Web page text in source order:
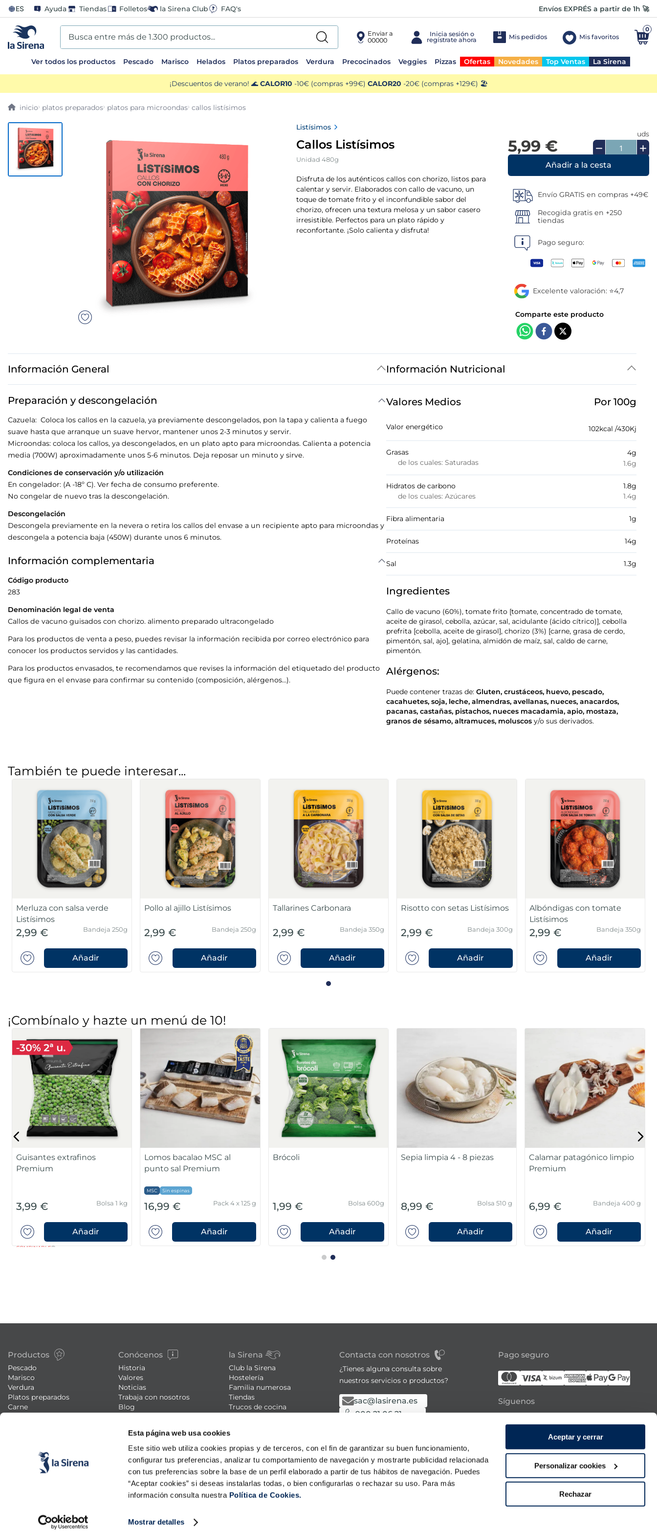
Esta página web usa cookies
Este sitio web utiliza cookies propias y de terceros, con el fin de garantizar su buen funcionamiento,
configurar tus preferencias, analizar tu comportamiento de navegación y mostrarte publicidad relacionada
con tus preferencias sobre la base de un perfil elaborado a partir de tus hábitos de navegación. Puedes
“Aceptar cookies” si deseas instalarlas todas, o bien configurarlas o rechazar su uso. Para más
información consulta nuestra Política de Cookies.
Mostrar detalles
Aceptar y cerrar
Personalizar cookies
Rechazar
ES Ayuda Tiendas Folletos la Sirena Club FAQ's Envíos EXPRÉS a partir de 1h 🚀
Busca entre más de 1.300 productos...
Enviar a
00000
Mis pedidos Mis favoritos
0
Ver todos los productos Pescado Marisco Helados Platos preparados Verdura Precocinados Veggies Pizzas Ofertas Novedades Top Ventas La Sirena
¡Descuentos de verano! 🌊 CALOR10 -10€ (compras +99€) CALOR20 -20€ (compras +129€) 🏖️
platos preparados platos para microondas callos listísimos
Listísimos
Callos Listísimos
Unidad 480g
Disfruta de los auténticos callos con chorizo, listos para
calentar y servir. Elaborados con callo de vacuno, un
toque de tomate frito y el inconfundible sabor del
chorizo, ofrecen una textura melosa y un sabor casero
irresistible. Perfectos para un plato rápido y
reconfortante. ¡Solo calienta y disfruta!
5,99 €
uds
Añadir a la cesta
Envío GRATIS en compras +49€
Recogida gratis en +250
tiendas
Pago seguro:
Excelente valoración: ⭐4,7
Información General
Preparación y descongelación
Cazuela: Coloca los callos en la cazuela, ya previamente descongelados, pon la tapa y calienta a fuego
suave hasta que arranque un suave hervor, mantener unos 2-3 minutos y servir.
Microondas: coloca los callos, ya descongelados, en un plato apto para microondas. Calienta a potencia
media (700W) aproximadamente unos 5-6 minutos. Deja reposar un minuto y sirve.
Condiciones de conservación y/o utilización
En congelador: (A -18º C). Ver fecha de consumo preferente.
No congelar de nuevo tras la descongelación.
Descongelación
Descongela previamente en la nevera o retira los callos del envase a un recipiente apto para microondas y
descongela a potencia baja (450W) durante unos 6 minutos.
Información complementaria
Código producto
283
Denominación legal de venta
Callos de vacuno guisados con chorizo. alimento preparado ultracongelado
Para los productos de venta a peso, puedes revisar la información recibida por correo electrónico para
conocer los productos servidos y las cantidades.
Para los productos envasados, te recomendamos que revises la información del etiquetado del producto
que figura en el envase para confirmar su contenido (composición, alérgenos…).
Información Nutricional
Valores Medios Por 100g
Valor energético 102kcal /430Kj
Grasas
de los cuales: Saturadas
4g
1.6g
Hidratos de carbono
de los cuales: Azúcares
1.8g
1.4g
Fibra alimentaria 1g
Proteínas 14g
Sal 1.3g
Ingredientes
Callo de vacuno (60%), tomate frito [tomate, concentrado de tomate,
aceite de girasol, cebolla, azúcar, sal, acidulante (ácido cítrico)], cebolla
prefrita [cebolla, aceite de girasol], chorizo (3%) [carne, grasa de cerdo,
pimentón, sal, ajo], gelatina, almidón de maíz, sal, caldo de carne,
pimentón.
Alérgenos:
Puede contener trazas de: Gluten, crustáceos, huevo, pescado,
cacahuetes, soja, leche, almendras, avellanas, nueces, anacardos,
pacanas, castañas, pistachos, nueces macadamia, apio, mostaza,
granos de sésamo, altramuces, moluscos y/o sus derivados.
También te puede interesar...
Merluza con salsa verde
Listísimos
2,99 € Bandeja 250g
Añadir
Pollo al ajillo Listísimos
2,99 € Bandeja 250g
Añadir
Tallarines Carbonara
2,99 € Bandeja 350g
Añadir
Risotto con setas Listísimos
2,99 € Bandeja 300g
Añadir
Albóndigas con tomate
Listísimos
2,99 € Bandeja 350g
Añadir
¡Combínalo y hazte un menú de 10!
Guisantes extrafinos
Premium
3,99 €
COMBINABLE
Bolsa 1 kg
Añadir
Lomos bacalao MSC al
punto sal Premium
MSC Sin espinas
16,99 € Pack 4 x 125 g
Añadir
Brócoli
1,99 € Bolsa 600g
Añadir
Sepia limpia 4 - 8 piezas
8,99 € Bolsa 510 g
Añadir
Calamar patagónico limpio
Premium
6,99 € Bandeja 400 g
Añadir
Productos
Pescado
Marisco
Verdura
Platos preparados
Carne
Conócenos
Historia
Valores
Noticias
Trabaja con nosotros
Blog
la Sirena
Club la Sirena
Hostelería
Familia numerosa
Tiendas
Trucos de cocina
Aviso legal
Política de privacidad
Condiciones de compra
Política de cookies
Política LLMS
Contacta con nosotros
¿Tienes alguna consulta sobre
nuestros servicios o productos?
sac@lasirena.es
900 21 06 21
Algunas tiendas abiertas el domingo
Pago seguro
Síguenos
TÉRMINOS MÁS BUSCADOS
1. helados sirena
3. patatas
4. gamba